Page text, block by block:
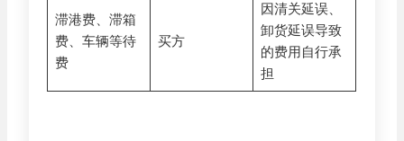
滞港费、滞箱
费、车辆等待
费
买方
因清关延误、
卸货延误导致
的费用自行承
担